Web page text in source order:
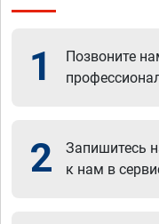
1 Позвоните
2
Запишитесь
к нам в